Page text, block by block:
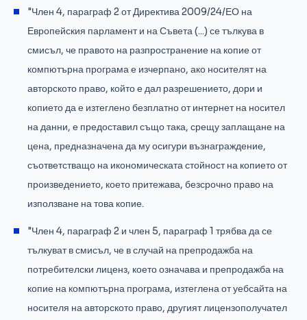
"Член 4, параграф 2 от Директива 2009/24/ЕО на
Европейския парламент и на Съвета (...) се тълкува в
смисъл, че правото на разпространение на копие от
компютърна програма е изчерпано, ако носителят на
авторското право, който е дал разрешението, дори и
копието да е изтеглено безплатно от интернет на носител
на данни, е предоставил също така, срещу заплащане на
цена, предназначена да му осигури възнаграждение,
съответстващо на икономическата стойност на копието от
произведението, което притежава, безсрочно право на
използване на това копие.
"Член 4, параграф 2 и член 5, параграф 1 трябва да се
тълкуват в смисъл, че в случай на препродажба на
потребителски лиценз, което означава и препродажба на
копие на компютърна програма, изтеглена от уебсайта на
носителя на авторското право, другият лицензополучател